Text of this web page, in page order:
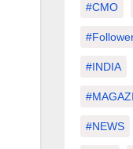
#CMO
#INDIA
#NEWS